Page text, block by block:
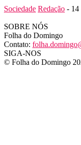
Sociedade Redação - 14
SOBRE NÓS
Folha do Domingo
Contato:
SIGA-NOS
© Folha do Domingo